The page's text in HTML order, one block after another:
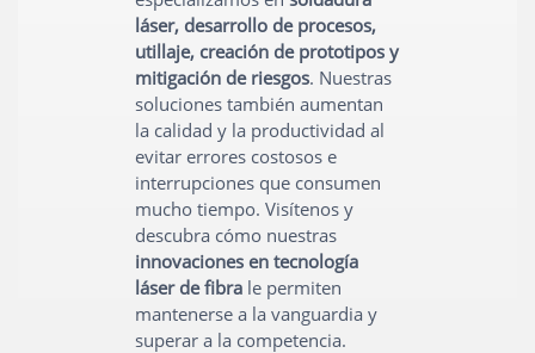
láser, desarrollo de procesos,
utillaje, creación de prototipos y
mitigación de riesgos. Nuestras
soluciones también aumentan
la calidad y la productividad al
evitar errores costosos e
interrupciones que consumen
mucho tiempo. Visítenos y
descubra cómo nuestras
innovaciones en tecnología
láser de fibra le permiten
mantenerse a la vanguardia y
superar a la competencia.